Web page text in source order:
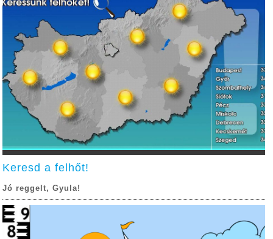
Keresd a felhőt!
Jó reggelt, Gyula!